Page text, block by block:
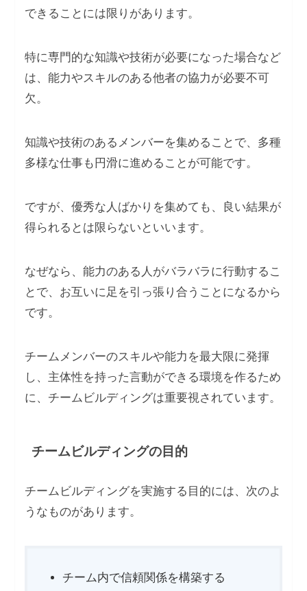
できることには限りがあります。
特に専門的な知識や技術が必要になった場合など
は、能力やスキルのある他者の協力が必要不可
欠。
知識や技術のあるメンバーを集めることで、多種
多様な仕事も円滑に進めることが可能です。
ですが、優秀な人ばかりを集めても、良い結果が
得られるとは限らないといいます。
なぜなら、能力のある人がバラバラに行動するこ
とで、お互いに足を引っ張り合うことになるから
です。
チームメンバーのスキルや能力を最大限に発揮
し、主体性を持った言動ができる環境を作るため
に、チームビルディングは重要視されています。
チームビルディングの目的
チームビルディングを実施する目的には、次のよ
うなものがあります。
チーム内で信頼関係を構築する